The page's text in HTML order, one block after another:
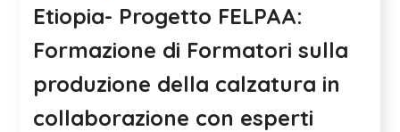
Etiopia- Progetto FELPAA:
Formazione di Formatori sulla
produzione della calzatura in
collaborazione con esperti